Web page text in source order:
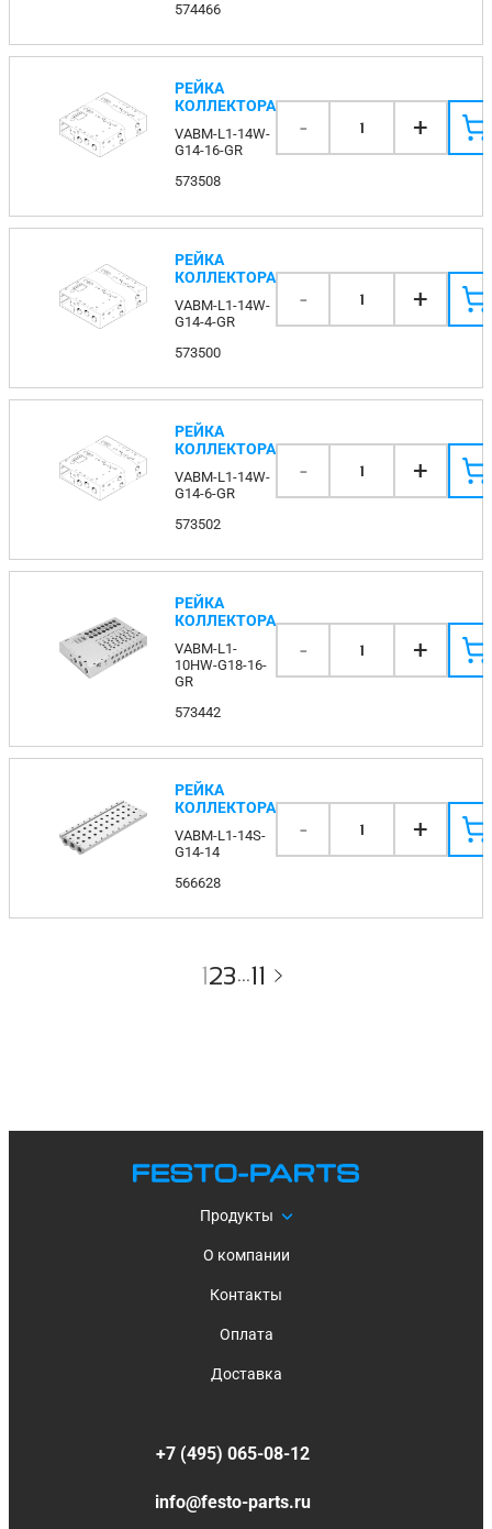
574466
РЕЙКА
КОЛЛЕКТОРА
VABM-L1-14W-
G14-16-GR
573508
- 1 +
РЕЙКА
КОЛЛЕКТОРА
VABM-L1-14W-
G14-4-GR
573500
- 1 +
РЕЙКА
КОЛЛЕКТОРА
VABM-L1-14W-
G14-6-GR
573502
- 1 +
РЕЙКА
КОЛЛЕКТОРА
VABM-L1-
10HW-G18-16-
GR
573442
- 1 +
РЕЙКА
КОЛЛЕКТОРА
VABM-L1-14S-
G14-14
566628
- 1 +
123...11
Продукты
О компании
Контакты
Оплата
Доставка
+7 (495) 065-08-12
info@festo-parts.ru